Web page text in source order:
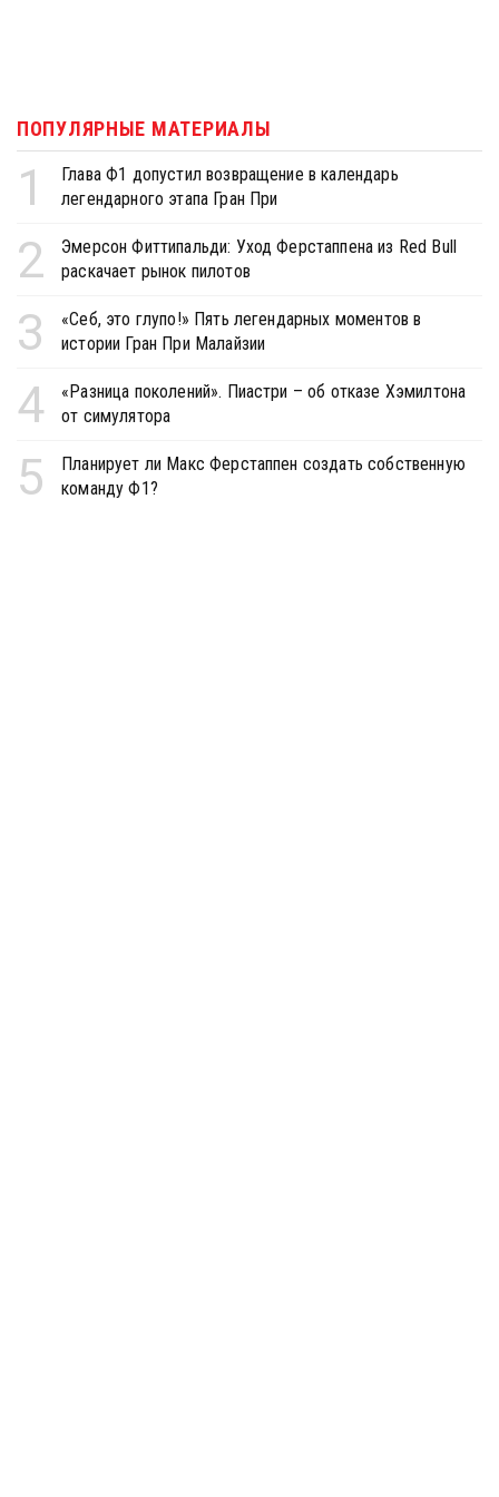
ПОПУЛЯРНЫЕ МАТЕРИАЛЫ
1
Глава Ф1 допустил возвращение в календарь
легендарного этапа Гран При
2
Эмерсон Фиттипальди: Уход Ферстаппена из Red Bull
раскачает рынок пилотов
3
«Себ, это глупо!» Пять легендарных моментов в
истории Гран При Малайзии
4
«Разница поколений». Пиастри – об отказе Хэмилтона
от симулятора
5
Планирует ли Макс Ферстаппен создать собственную
команду Ф1?